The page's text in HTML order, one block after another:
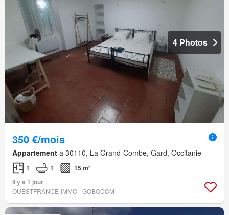
4 Photos
350 €/mois
Appartement à 30110, La Grand-Combe, Gard, Occitanie
1 1
15 m²
Il y a 1 jour
OUESTFRANCE-IMMO - GOBOCOM